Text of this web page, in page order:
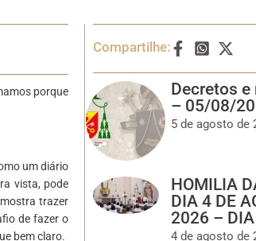
porque
um diário
vista, pode
trazer
de fazer o
bem claro.
Compartilhe:
Decretos e
– 05/08/
5 de agosto de
HOMILIA
DIA 4 DE
2026 – DIA
4 de agosto de